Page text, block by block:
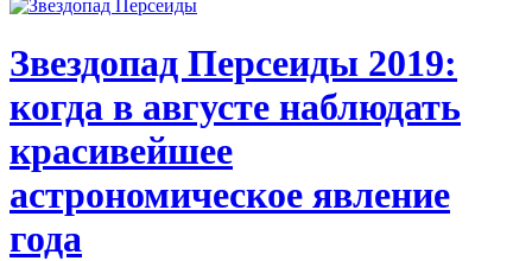
Звездопад Персеиды 2019:
когда в августе наблюдать
красивейшее
астрономическое явление
года